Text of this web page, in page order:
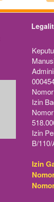
Izin
Izin
B/
Izin